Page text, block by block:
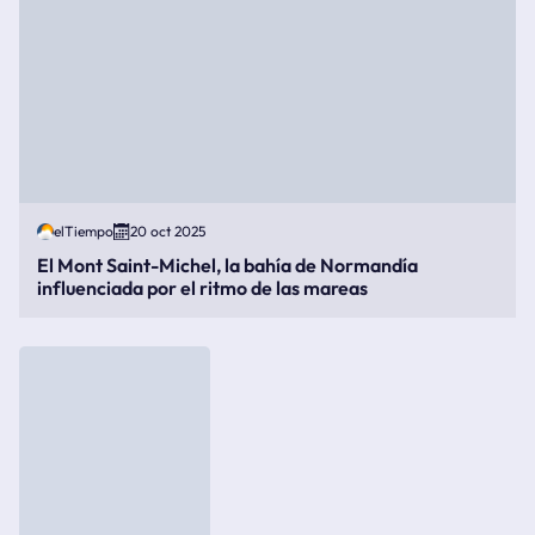
elTiempo 20 oct 2025
El Mont Saint-Michel, la bahía de Normandía
influenciada por el ritmo de las mareas